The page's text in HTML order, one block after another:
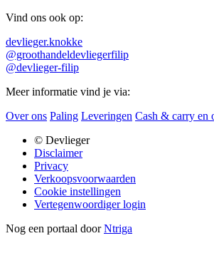
Vind ons ook op:
devlieger.knokke
@groothandeldevliegerfilip
@devlieger-filip
Meer informatie vind je via:
Over ons Paling Leveringen Cash & carry en
© Devlieger
Disclaimer
Privacy
Verkoopsvoorwaarden
Cookie instellingen
Vertegenwoordiger login
Nog een portaal doorNtriga